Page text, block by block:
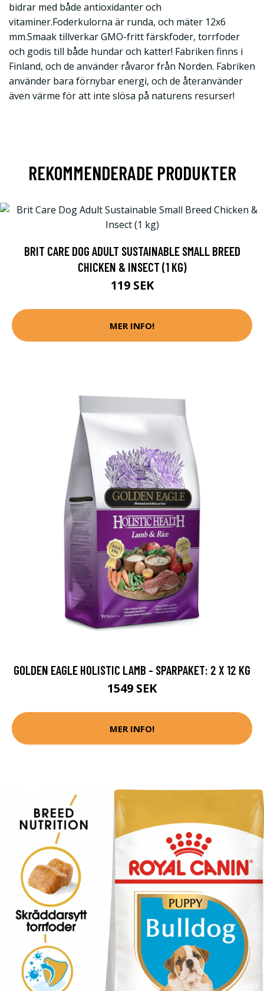
bidrar med både antioxidanter och
vitaminer.Foderkulorna är runda, och mäter 12x6
mm.Smaak tillverkar GMO-fritt färskfoder, torrfoder
och godis till både hundar och katter! Fabriken finns i
Finland, och de använder råvaror från Norden. Fabriken
använder bara förnybar energi, och de återanvänder
även värme för att inte slösa på naturens resurser!
REKOMMENDERADE PRODUKTER
BRIT CARE DOG ADULT SUSTAINABLE SMALL BREED
CHICKEN & INSECT (1 KG)
119 SEK
MER INFO!
GOLDEN EAGLE HOLISTIC LAMB - SPARPAKET: 2 X 12 KG
1549 SEK
MER INFO!